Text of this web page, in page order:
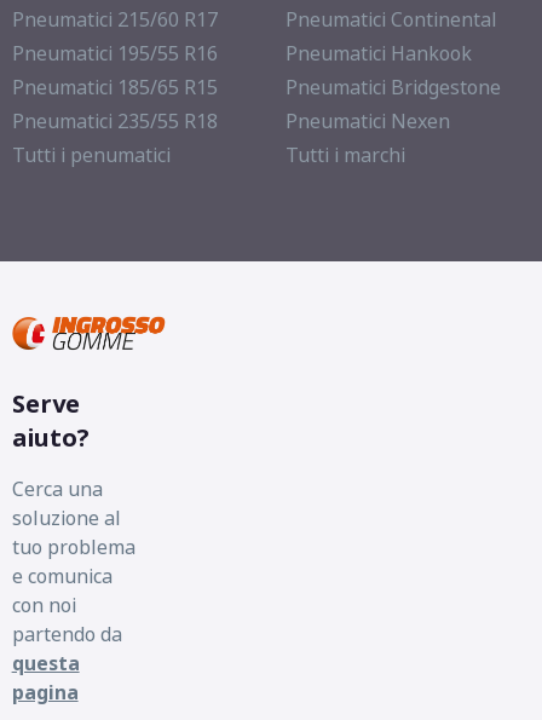
Pneumatici 215/60 R17
Pneumatici 195/55 R16
Pneumatici 185/65 R15
Pneumatici 235/55 R18
Tutti i penumatici
Pneumatici Continental
Pneumatici Hankook
Pneumatici Bridgestone
Pneumatici Nexen
Tutti i marchi
Serve
aiuto?
Cerca una
soluzione al
tuo problema
e comunica
con noi
partendo da
questa
pagina